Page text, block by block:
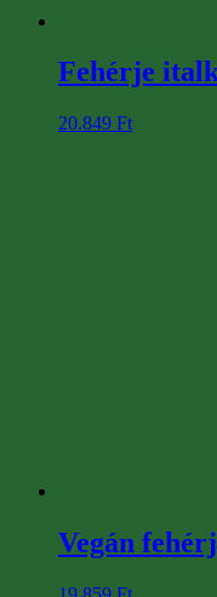
Fehérje
20.849 Ft
Vegán